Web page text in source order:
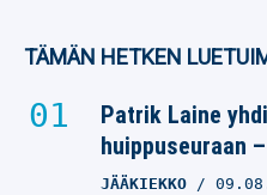
TÄMÄN HETKEN
Patrik Laine
huippuseuraan
JÄÄKIEKKO